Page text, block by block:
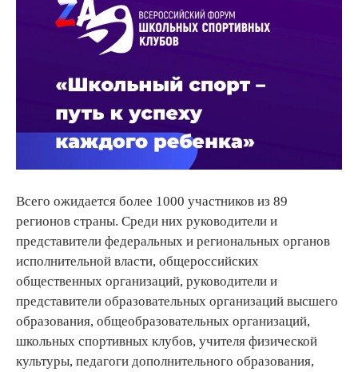
Всего ожидается более 1000 участников из 89
регионов страны. Среди них руководители и
представители федеральных и региональных органов
исполнительной власти, общероссийских
общественных организаций, руководители и
представители образовательных организаций высшего
образования, общеобразовательных организаций,
школьных спортивных клубов, учителя физической
культуры, педагоги дополнительного образования,